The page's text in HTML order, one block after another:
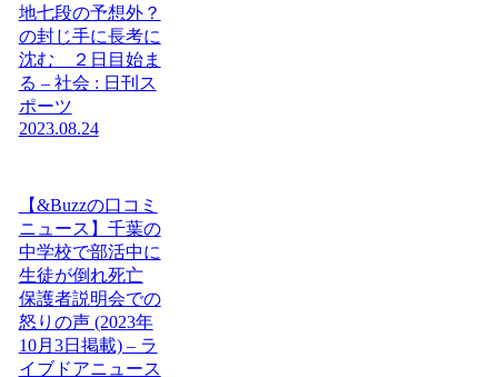
地七段の予想外？
の封じ手に長考に
沈む ２日目始ま
る – 社会 : 日刊ス
ポーツ
2023.08.24
【&Buzzの口コミ
ニュース】千葉の
中学校で部活中に
生徒が倒れ死亡
保護者説明会での
怒りの声 (2023年
10月3日掲載) – ラ
イブドアニュース